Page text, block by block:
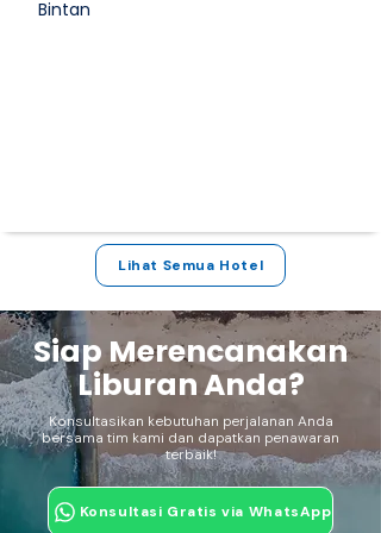
Bintan
Lihat Semua Hotel
Siap Merencanakan
Liburan Anda?
Konsultasikan kebutuhan perjalanan Anda
bersama tim kami dan dapatkan penawaran
terbaik!
Konsultasi Gratis via WhatsApp